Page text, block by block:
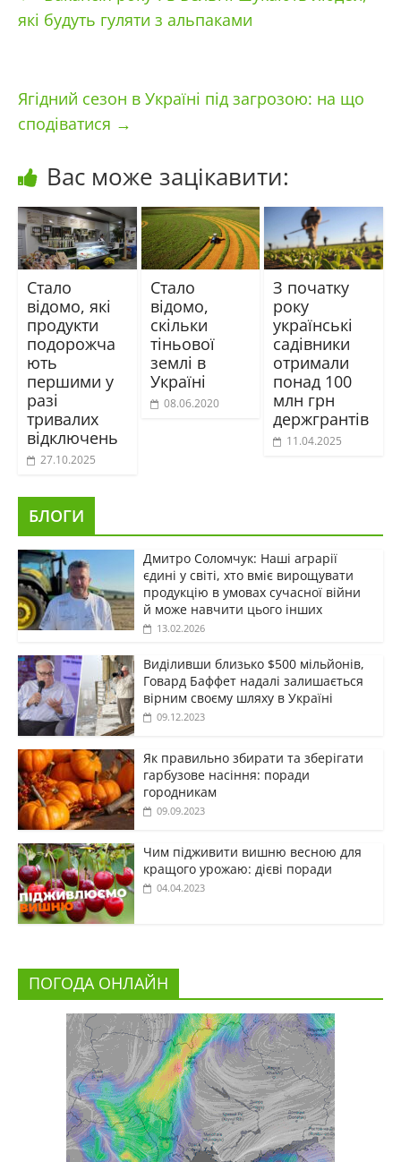
які будуть гуляти з альпаками
Ягідний сезон в Україні під загрозою: на що
сподіватися →
Вас може зацікавити:
Стало
відомо, які
продукти
подорожча
ють
першими у
разі
тривалих
відключень
27.10.2025
Стало
відомо,
скільки
тіньової
землі в
Україні
08.06.2020
З початку
року
українські
садівники
отримали
понад 100
млн грн
держгрантів
11.04.2025
БЛОГИ
Дмитро Соломчук: Наші аграрії
єдині у світі, хто вміє вирощувати
продукцію в умовах сучасної війни
й може навчити цього інших
13.02.2026
Виділивши близько $500 мільйонів,
Говард Баффет надалі залишається
вірним своєму шляху в Україні
09.12.2023
Як правильно збирати та зберігати
гарбузове насіння: поради
городникам
09.09.2023
Чим підживити вишню весною для
кращого урожаю: дієві поради
04.04.2023
ПОГОДА ОНЛАЙН